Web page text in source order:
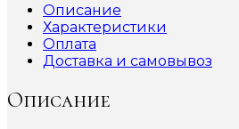
Описание
Характеристики
Оплата
Доставка и самовывоз
Описание